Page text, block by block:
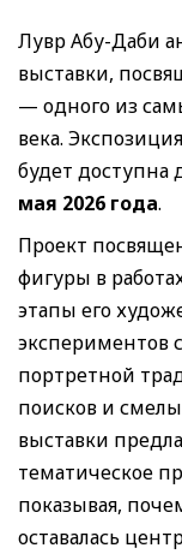
Лувр Абу-Даби
выставки,
— одного из
века.
будет доступна
мая 2026 года.
Проект
фигуры в
этапы его
экспериментов
портретной
поисков и
выставки
тематическое
показывая,
оставалась